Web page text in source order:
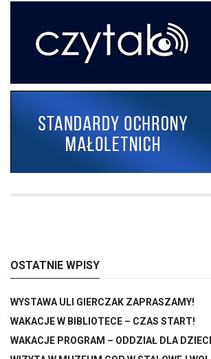
OSTATNIE WPISY
WYSTAWA ULI GIERCZAK ZAPRASZAMY!
WAKACJE W BIBLIOTECE – CZAS START!
WAKACJE PROGRAM – ODDZIAŁ DLA DZIECI